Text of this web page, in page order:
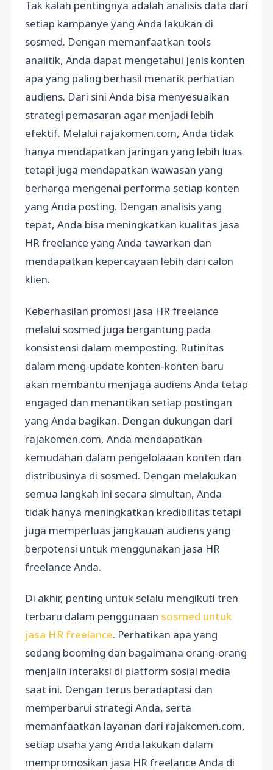
Tak kalah pentingnya adalah analisis data dari
setiap kampanye yang Anda lakukan di
sosmed. Dengan memanfaatkan tools
analitik, Anda dapat mengetahui jenis konten
apa yang paling berhasil menarik perhatian
audiens. Dari sini Anda bisa menyesuaikan
strategi pemasaran agar menjadi lebih
efektif. Melalui rajakomen.com, Anda tidak
hanya mendapatkan jaringan yang lebih luas
tetapi juga mendapatkan wawasan yang
berharga mengenai performa setiap konten
yang Anda posting. Dengan analisis yang
tepat, Anda bisa meningkatkan kualitas jasa
HR freelance yang Anda tawarkan dan
mendapatkan kepercayaan lebih dari calon
klien.
Keberhasilan promosi jasa HR freelance
melalui sosmed juga bergantung pada
konsistensi dalam memposting. Rutinitas
dalam meng-update konten-konten baru
akan membantu menjaga audiens Anda tetap
engaged dan menantikan setiap postingan
yang Anda bagikan. Dengan dukungan dari
rajakomen.com, Anda mendapatkan
kemudahan dalam pengelolaaan konten dan
distribusinya di sosmed. Dengan melakukan
semua langkah ini secara simultan, Anda
tidak hanya meningkatkan kredibilitas tetapi
juga memperluas jangkauan audiens yang
berpotensi untuk menggunakan jasa HR
freelance Anda.
Di akhir, penting untuk selalu mengikuti tren
terbaru dalam penggunaan sosmed untuk
jasa HR freelance. Perhatikan apa yang
sedang booming dan bagaimana orang-orang
menjalin interaksi di platform sosial media
saat ini. Dengan terus beradaptasi dan
memperbarui strategi Anda, serta
memanfaatkan layanan dari rajakomen.com,
setiap usaha yang Anda lakukan dalam
mempromosikan jasa HR freelance Anda di